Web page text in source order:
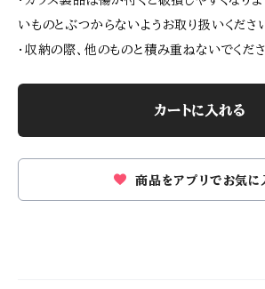
いものとぶつからないようお取り扱いくださ
・収納の際、他のものと積み重ねないでくださ
カートに入れる
商品をアプリでお気に